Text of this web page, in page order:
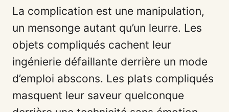
La complication est une manipulation,
un mensonge autant qu’un leurre. Les
objets compliqués cachent leur
ingénierie défaillante derrière un mode
d’emploi abscons. Les plats compliqués
masquent leur saveur quelconque